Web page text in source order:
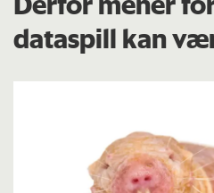
dataspill kan